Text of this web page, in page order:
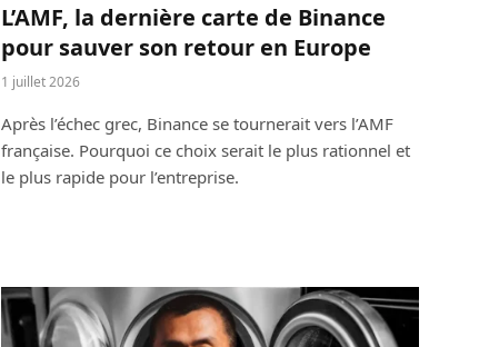
L’AMF, la dernière carte de Binance
pour sauver son retour en Europe
1 juillet 2026
Après l’échec grec, Binance se tournerait vers l’AMF
française. Pourquoi ce choix serait le plus rationnel et
le plus rapide pour l’entreprise.